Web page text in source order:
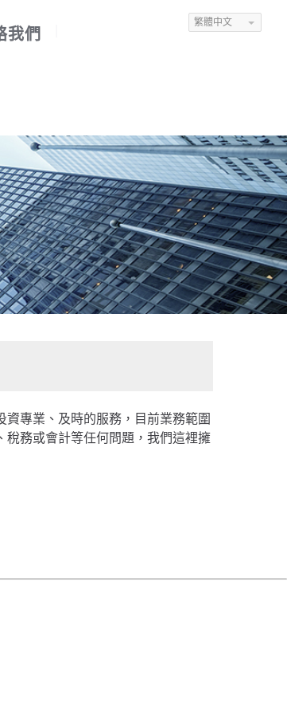
繁體中文
我們
資專業、及時的服務，目前業務範圍
稅務或會計等任何問題，我們這裡擁